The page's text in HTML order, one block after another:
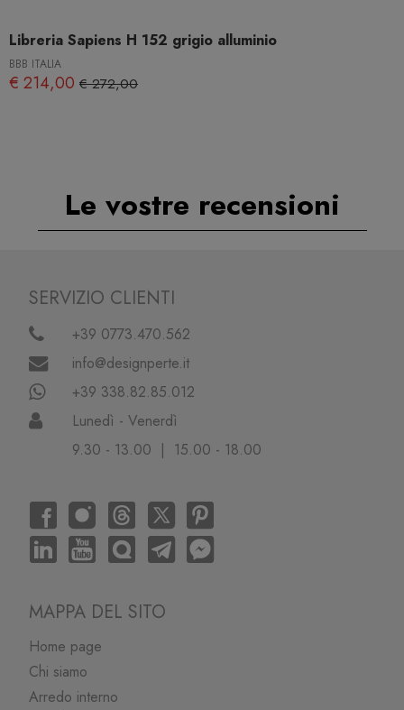
Libreria Sapiens H 152 grigio alluminio
BBB ITALIA
€ 214,00 € 272,00
Le vostre recensioni
SERVIZIO CLIENTI
+39 0773.470.562
info@designperte.it
+39 338.82.85.012
Lunedì - Venerdì
9.30 - 13.00 | 15.00 - 18.00
MAPPA DEL SITO
Home page
Chi siamo
Arredo interno